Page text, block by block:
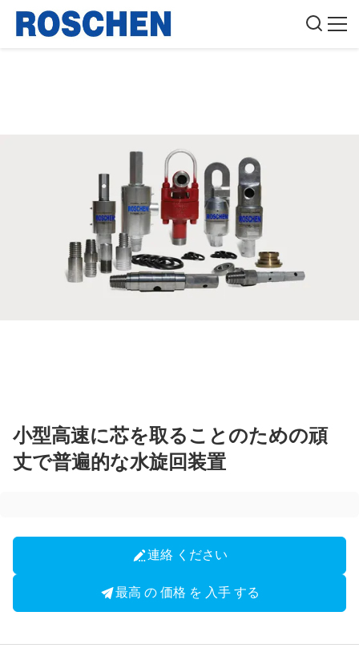
小型高速に芯を取ることのための頑
丈で普遍的な水旋回装置
連絡 ください
最高 の 価格 を 入手 する